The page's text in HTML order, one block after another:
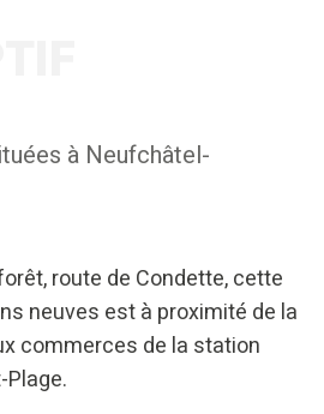
à Neufchâtel-
route de Condette, cette
neuves est à proximité de la
commerces de la station
Plage.